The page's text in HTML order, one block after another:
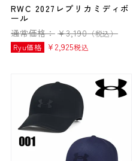
RWC 2027レプリカミディボ
ール
通常価格： ¥3,190（税込）
Ryu価格
¥ 2,925税込